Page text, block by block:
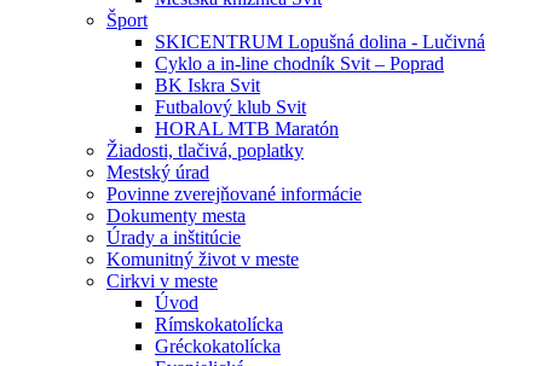
Šport
SKICENTRUM Lopušná dolina - Lučivná
Cyklo a in-line chodník Svit – Poprad
BK Iskra Svit
Futbalový klub Svit
HORAL MTB Maratón
Žiadosti, tlačivá, poplatky
Mestský úrad
Povinne zverejňované informácie
Dokumenty mesta
Úrady a inštitúcie
Komunitný život v meste
Cirkvi v meste
Úvod
Rímskokatolícka
Gréckokatolícka